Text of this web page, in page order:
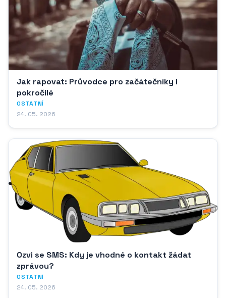
Jak rapovat: Průvodce pro začátečníky i
pokročilé
OSTATNÍ
24. 05. 2026
Ozvi se SMS: Kdy je vhodné o kontakt žádat
zprávou?
OSTATNÍ
24. 05. 2026